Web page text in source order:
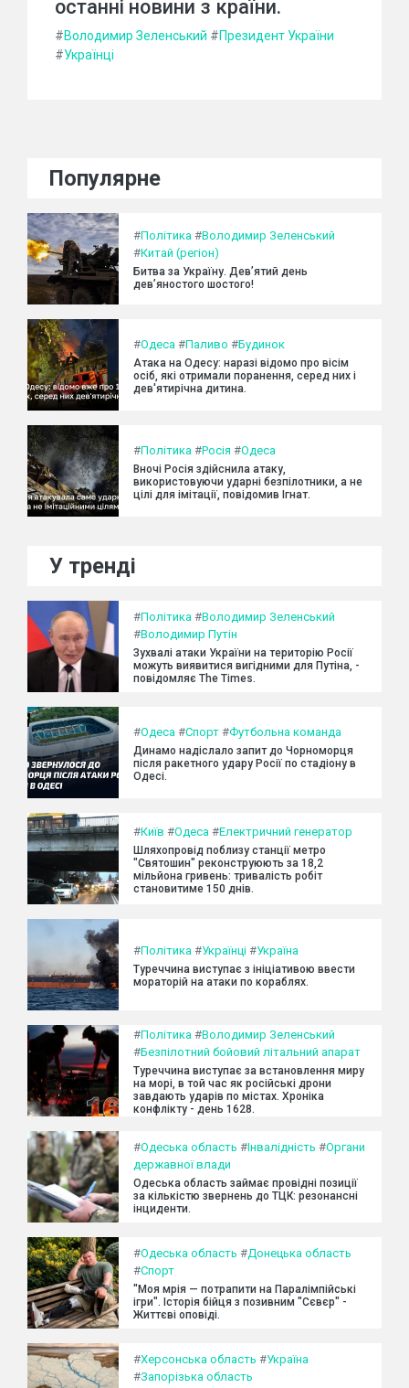
останні новини з країни.
#Володимир Зеленський #Президент України
#Українці
Популярне
#Політика #Володимир Зеленський
#Китай (регіон)
Битва за Україну. Дев’ятий день
дев’яностого шостого!
#Одеса #Паливо #Будинок
Атака на Одесу: наразі відомо про вісім
осіб, які отримали поранення, серед них і
дев'ятирічна дитина.
#Політика #Росія #Одеса
Вночі Росія здійснила атаку,
використовуючи ударні безпілотники, а не
цілі для імітації, повідомив Ігнат.
У тренді
#Політика #Володимир Зеленський
#Володимир Путін
Зухвалі атаки України на територію Росії
можуть виявитися вигідними для Путіна, -
повідомляє The Times.
#Одеса #Спорт #Футбольна команда
Динамо надіслало запит до Чорноморця
після ракетного удару Росії по стадіону в
Одесі.
#Київ #Одеса #Електричний генератор
Шляхопровід поблизу станції метро
"Святошин" реконструюють за 18,2
мільйона гривень: тривалість робіт
становитиме 150 днів.
#Політика #Українці #Україна
Туреччина виступає з ініціативою ввести
мораторій на атаки по кораблях.
#Політика #Володимир Зеленський
#Безпілотний бойовий літальний апарат
Туреччина виступає за встановлення миру
на морі, в той час як російські дрони
завдають ударів по містах. Хроніка
конфлікту - день 1628.
#Одеська область #Інвалідність #Органи
державної влади
Одеська область займає провідні позиції
за кількістю звернень до ТЦК: резонансні
інциденти.
#Одеська область #Донецька область
#Спорт
"Моя мрія — потрапити на Паралімпійські
ігри". Історія бійця з позивним "Сєвєр" -
Життєві оповіді.
#Херсонська область #Україна
#Запорізька область